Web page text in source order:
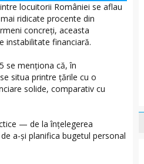
locuitorii României se aflau
ridicate procente din
concreți, aceasta
instabilitate financiară.
se menționa că, în
situa printre țările cu o
solide, comparativ cu
— de la înțelegerea
a-și planifica bugetul personal